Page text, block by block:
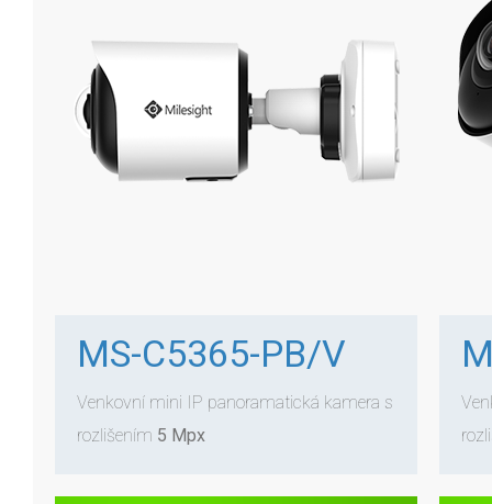
MS-C5365-PB/V
Venkovní mini IP panoramatická kamera s
rozlišením 5 Mpx